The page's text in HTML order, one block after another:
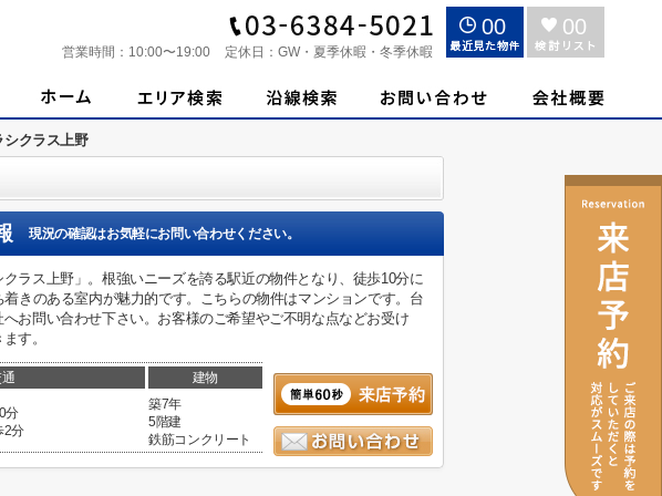
営業時間： 10:00〜19:00 定休日： GW・夏季休暇・冬季休暇
00 00
シクラス上野
現況の確認はお気軽にお問い合わせください。
ラス上野」。根強いニーズを誇る駅近の物件となり、徒歩10分に
きのある室内が魅力的です。こちらの物件はマンションです。台
お問い合わせ下さい。お客様のご希望やご不明な点などお受け
す。
建物
分
2分
築7年
5階建
鉄筋コンクリート